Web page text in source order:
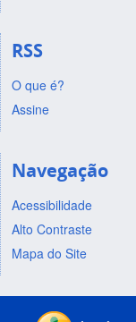
RSS
O que é?
Assine
Navegação
Acessibilidade
Alto Contraste
Mapa do Site